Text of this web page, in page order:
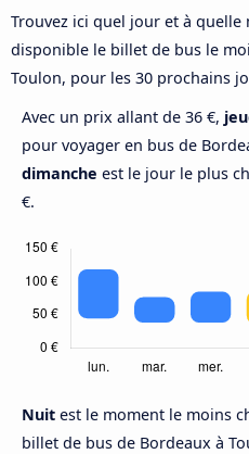
Trouvez ici quel jour et à
disponible le billet de bus le
Toulon, pour les 30 prochains
Avec un prix allant de 36 €,
pour voyager en bus de
dimanche est le jour le plus
€.
Nuit est le moment le moins
billet de bus de Bordeaux à